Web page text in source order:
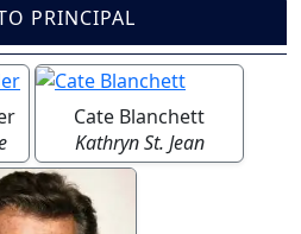
PRINCIPAL
Cate Blanchett
Kathryn St. Jean